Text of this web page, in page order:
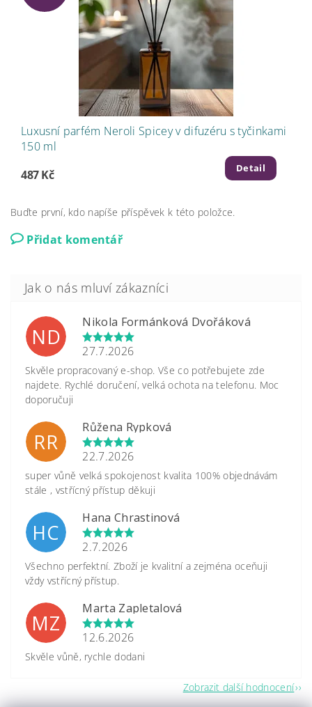
Luxusní parfém Neroli Spicey v difuzéru s tyčinkami
150 ml
487 Kč
Detail
Buďte první, kdo napíše příspěvek k této položce.
Přidat komentář
ND
Nikola Formánková Dvořáková
27.7.2026
Skvěle propracovaný e-shop. Vše co potřebujete zde
najdete. Rychlé doručení, velká ochota na telefonu. Moc
doporučuji
RR
Růžena Rypková
22.7.2026
super vůně velká spokojenost kvalita 100% objednávám
stále , vstřícný přístup děkuji
HC
Hana Chrastinová
2.7.2026
Všechno perfektní. Zboží je kvalitní a zejména oceňuji
vždy vstřícný přístup.
MZ
Marta Zapletalová
12.6.2026
Skvěle vůně, rychle dodani
Zobrazit další hodnocení